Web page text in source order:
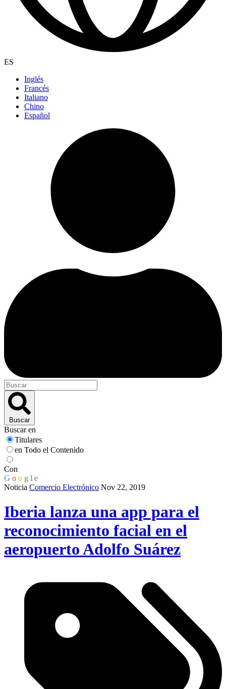
ES
Inglés
Francés
Italiano
Chino
Español
Buscar
Buscar en
Titulares
en Todo el Contenido
Con
G o o g l e
Noticia Comercio Electrónico Nov 22, 2019
Iberia lanza una app para el
reconocimiento facial en el
aeropuerto Adolfo Suárez